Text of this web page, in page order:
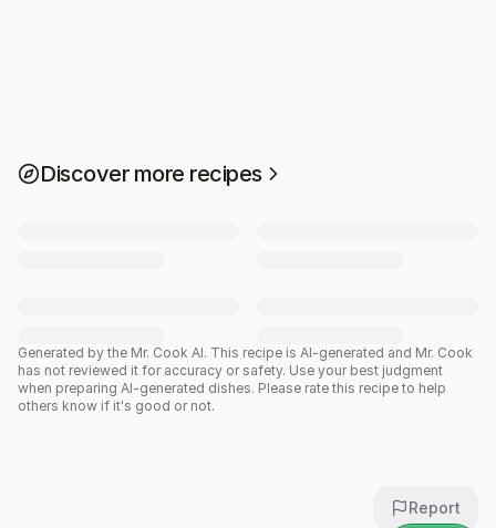
Discover more recipes
Generated by the Mr. Cook AI. This recipe is AI-generated and Mr. Cook
has not reviewed it for accuracy or safety. Use your best judgment
when preparing AI-generated dishes. Please rate this recipe to help
others know if it's good or not.
Report